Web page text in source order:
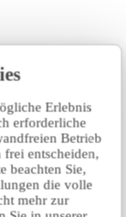
Erlebnis
erforderliche
Betrieb
frei entscheiden,
beachten Sie,
die volle
mehr zur